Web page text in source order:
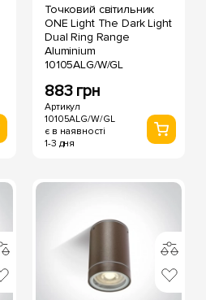
Точковий світильник
ONE Light The Dark Light
Dual Ring Range
Aluminium
10105ALG/W/GL
883 грн
Артикул
10105ALG/W/GL
є в наявності
1-3 дня